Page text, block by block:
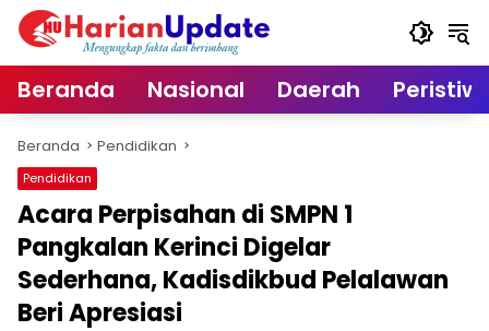
Langsung
Beranda Nasional Daerah
Beranda Pendidikan
Pendidikan
Acara Perpisahan di SMPN 1
Pangkalan Kerinci Digelar
Sederhana, Kadisdikbud Pelalawan
Beri Apresiasi